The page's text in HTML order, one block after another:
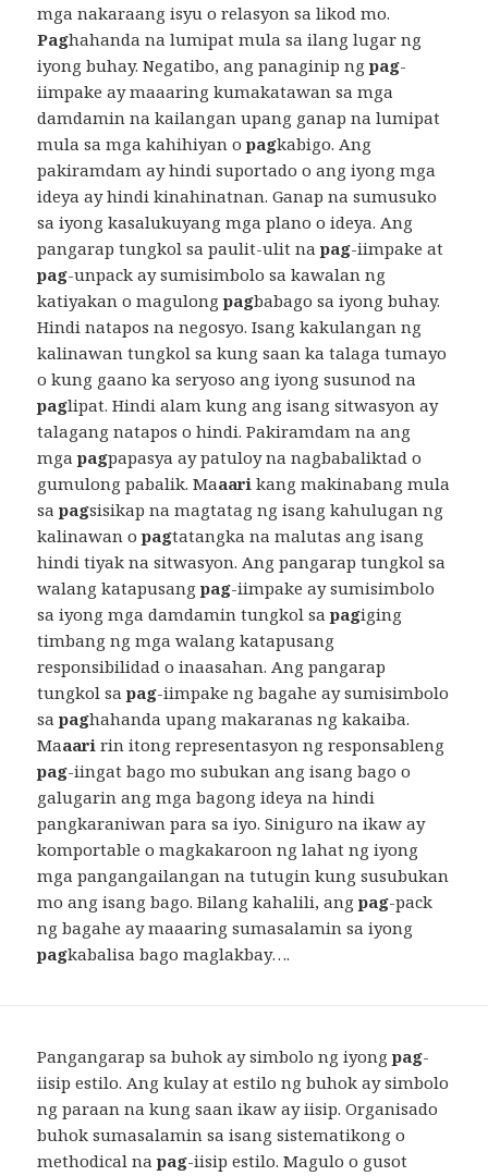
mga nakaraang isyu o relasyon sa likod mo.
Paghahanda na lumipat mula sa ilang lugar ng
iyong buhay. Negatibo, ang panaginip ngpag-
iimpake ay maaaring kumakatawan sa mga
damdamin na kailangan upang ganap na lumipat
mula sa mga kahihiyan opagkabigo. Ang
pakiramdam ay hindi suportado o ang iyong mga
ideya ay hindi kinahinatnan. Ganap na sumusuko
sa iyong kasalukuyang mga plano o ideya. Ang
pangarap tungkol sa paulit-ulit napag-iimpake at
pag-unpack ay sumisimbolo sa kawalan ng
katiyakan o magulongpagbabago sa iyong buhay.
Hindi natapos na negosyo. Isang kakulangan ng
kalinawan tungkol sa kung saan ka talaga tumayo
o kung gaano ka seryoso ang iyong susunod na
paglipat. Hindi alam kung ang isang sitwasyon ay
talagang natapos o hindi. Pakiramdam na ang
mgapagpapasya ay patuloy na nagbabaliktad o
gumulong pabalik. Maaari kang makinabang mula
sapagsisikap na magtatag ng isang kahulugan ng
kalinawan opagtatangka na malutas ang isang
hindi tiyak na sitwasyon. Ang pangarap tungkol sa
walang katapusangpag-iimpake ay sumisimbolo
sa iyong mga damdamin tungkol sapagiging
timbang ng mga walang katapusang
responsibilidad o inaasahan. Ang pangarap
tungkol sapag-iimpake ng bagahe ay sumisimbolo
sapaghahanda upang makaranas ng kakaiba.
Maaari rin itong representasyon ng responsableng
pag-iingat bago mo subukan ang isang bago o
galugarin ang mga bagong ideya na hindi
pangkaraniwan para sa iyo. Siniguro na ikaw ay
komportable o magkakaroon ng lahat ng iyong
mga pangangailangan na tutugin kung susubukan
mo ang isang bago. Bilang kahalili, angpag-pack
ng bagahe ay maaaring sumasalamin sa iyong
pagkabalisa bago maglakbay….
Pangangarap sa buhok ay simbolo ng iyongpag-
iisip estilo. Ang kulay at estilo ng buhok ay simbolo
ng paraan na kung saan ikaw ay iisip. Organisado
buhok sumasalamin sa isang sistematikong o
methodical napag-iisip estilo. Magulo o gusot